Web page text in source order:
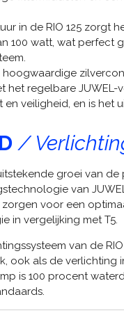
in de RIO 125 zorgt
100 watt, wat perfect
hoogwaardige
het regelbare
veiligheid, en is het
/
groei van
van
zorgen voor een
in vergelijking met T5.
van de
ook als de verlichting
is 100 procent